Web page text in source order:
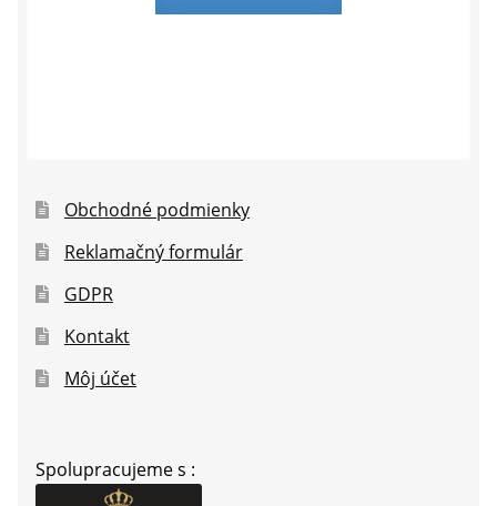
Obchodné podmienky
Reklamačný formulár
GDPR
Kontakt
Môj účet
Spolupracujeme s :